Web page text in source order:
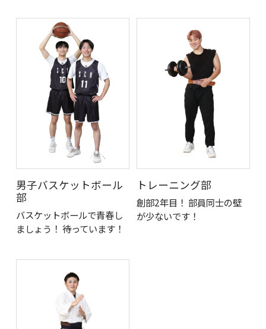
男子バスケットボール
部
バスケットボールで青春し
ましょう！ 待っています！
トレーニング部
創部2年目！ 部員同士の壁
が少ないです！